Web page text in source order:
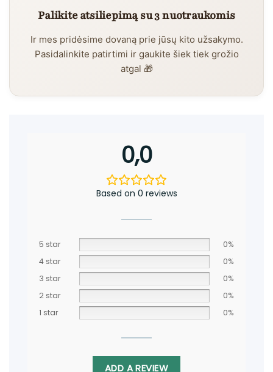
Palikite atsiliepimą su 3 nuotraukomis
Ir mes pridėsime dovaną prie jūsų kito užsakymo.
Pasidalinkite patirtimi ir gaukite šiek tiek grožio
atgal 🎁
0,0
Based on 0 reviews
5 star
0%
4 star
0%
3 star
0%
2 star
0%
1 star
0%
ADD A REVIEW